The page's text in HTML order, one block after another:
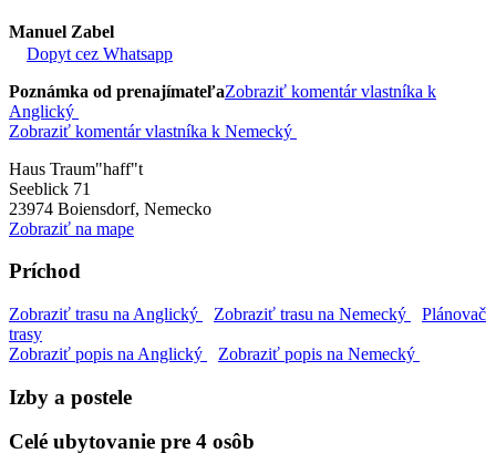
Manuel Zabel
Dopyt cez Whatsapp
Poznámka od prenajímateľaZobraziť komentár vlastníka k
Anglický
Zobraziť komentár vlastníka k Nemecký
Haus Traum"haff"t
Seeblick 71
23974 Boiensdorf, Nemecko
Zobraziť na mape
Príchod
Zobraziť trasu na Anglický Zobraziť trasu na Nemecký
Plánovač
trasy
Zobraziť popis na Anglický
Zobraziť popis na Nemecký
Izby a postele
Celé ubytovanie pre 4 osôb